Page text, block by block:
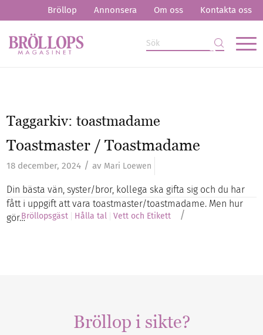
Bröllop Annonsera Om oss Kontakta oss
Taggarkiv:toastmadame
Toastmaster / Toastmadame
18 december, 2024 / av Mari Loewen
Din bästa vän, syster/bror, kollega ska gifta sig och du har
fått i uppgift att vara toastmaster/toastmadame. Men hur
gör…Bröllopsgäst Hålla tal Vett och Etikett /
Bröllop i sikte?